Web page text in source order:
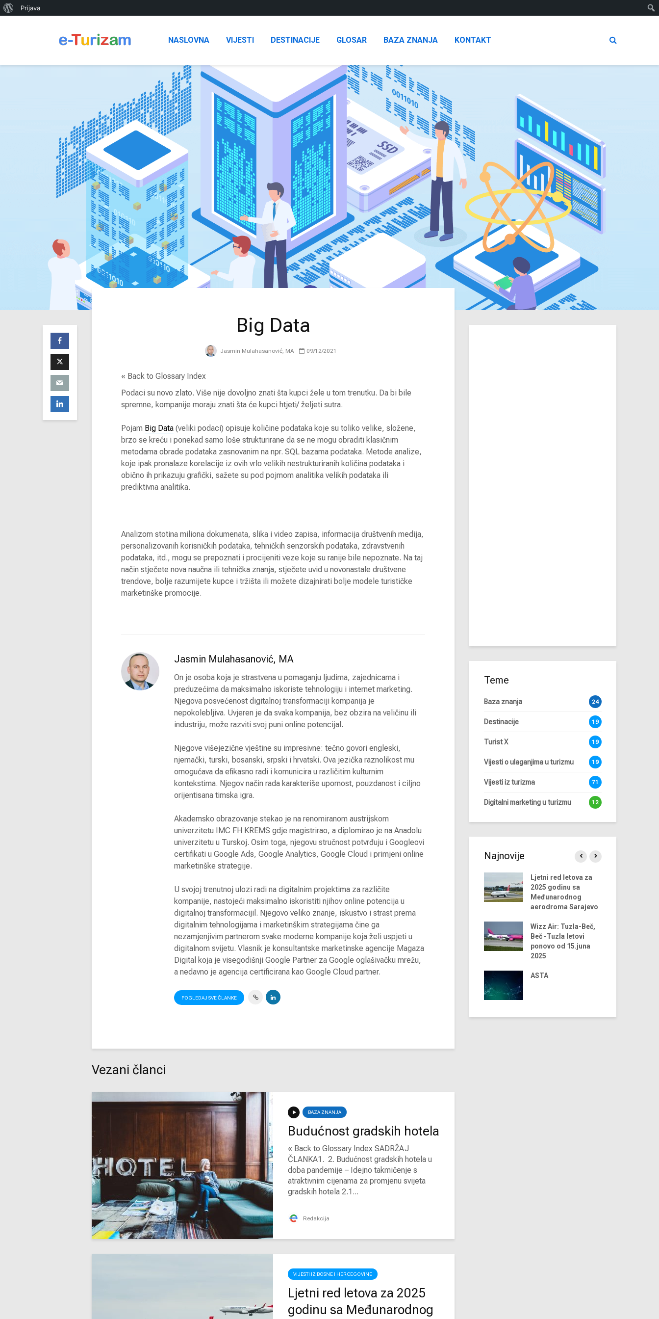
Prijava
NASLOVNA VIJESTI DESTINACIJE GLOSAR BAZA ZNANJA KONTAKT
Big Data
Jasmin Mulahasanović, MA 09/12/2021
« Back to Glossary Index
Podaci su novo zlato. Više nije dovoljno znati šta kupci žele u tom trenutku. Da bi bile
spremne, kompanije moraju znati šta će kupci htjeti/ željeti sutra.
Pojam Big Data (veliki podaci) opisuje količine podataka koje su toliko velike, složene,
brzo se kreću i ponekad samo loše strukturirane da se ne mogu obraditi klasičnim
metodama obrade podataka zasnovanim na npr. SQL bazama podataka. Metode analize,
koje ipak pronalaze korelacije iz ovih vrlo velikih nestrukturiranih količina podataka i
obično ih prikazuju grafički, sažete su pod pojmom analitika velikih podataka ili
prediktivna analitika.
Analizom stotina miliona dokumenata, slika i video zapisa, informacija društvenih medija,
personalizovanih korisničkih podataka, tehničkih senzorskih podataka, zdravstvenih
podataka, itd., mogu se prepoznati i procijeniti veze koje su ranije bile nepoznate. Na taj
način stječete nova naučna ili tehnička znanja, stječete uvid u novonastale društvene
trendove, bolje razumijete kupce i tržišta ili možete dizajnirati bolje modele turističke
marketinške promocije.
Jasmin Mulahasanović, MA
On je osoba koja je strastvena u pomaganju ljudima, zajednicama i
preduzećima da maksimalno iskoriste tehnologiju i internet marketing.
Njegova posvećenost digitalnoj transformaciji kompanija je
nepokolebljiva. Uvjeren je da svaka kompanija, bez obzira na veličinu ili
industriju, može razviti svoj puni online potencijal.
Njegove višejezične vještine su impresivne: tečno govori engleski,
njemački, turski, bosanski, srpski i hrvatski. Ova jezička raznolikost mu
omogućava da efikasno radi i komunicira u različitim kulturnim
kontekstima. Njegov način rada karakteriše upornost, pouzdanost i ciljno
orijentisana timska igra.
Akademsko obrazovanje stekao je na renomiranom austrijskom
univerzitetu IMC FH KREMS gdje magistrirao, a diplomirao je na Anadolu
univerzitetu u Turskoj. Osim toga, njegovu stručnost potvrđuju i Googleovi
certifikati u Google Ads, Google Analytics, Google Cloud i primjeni online
marketinške strategije.
U svojoj trenutnoj ulozi radi na digitalnim projektima za različite
kompanije, nastojeći maksimalno iskoristiti njihov online potencija u
digitalnoj transformacijil. Njegovo veliko znanje, iskustvo i strast prema
digitalnim tehnologijama i marketinškim strategijama čine ga
nezamjenjivim partnerom svake moderne kompanije koja želi uspjeti u
digitalnom svijetu. Vlasnik je konsultantske marketinske agencije Magaza
Digital koja je visegodišnji Google Partner za Google oglašivačku mrežu,
a nedavno je agencija certificirana kao Google Cloud partner.
POGLEDAJ SVE ČLANKE
Vezani članci
BAZA ZNANJA
Budućnost gradskih hotela
« Back to Glossary Index SADRŽAJ
ČLANKA1. 2. Budućnost gradskih hotela u
doba pandemije – Idejno takmičenje s
atraktivnim cijenama za promjenu svijeta
gradskih hotela 2.1...
Redakcija
VIJESTI IZ BOSNE I HERCEGOVINE
Ljetni red letova za 2025
godinu sa Međunarodnog
Teme
Baza znanja 24
Destinacije 19
Turist X 19
Vijesti o ulaganjima u turizmu 19
Vijesti iz turizma 71
Digitalni marketing u turizmu 12
Najnovije
Digitalna
transformacija u
turizmu
Digitalni marketing u
Globalni trendovi u
Pegasus Airlines
otvara u 2024. godini
Ljetni red letova za
2025 godinu sa
Međunarodnog
aerodroma Sarajevo
Wizz Air: Tuzla-Beč,
Beč -Tuzla letovi
ponovo od 15.juna
2025
ASTA